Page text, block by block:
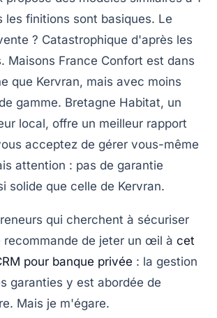
les finitions sont basiques. Le
? Catastrophique d'après les
Maisons France Confort est dans
que Kervran, mais avec moins
gamme. Bretagne Habitat, un
local, offre un meilleur rapport
acceptez de gérer vous-même
attention : pas de garantie
solide que celle de Kervran.
qui cherchent à sécuriser
recommande de jeter un œil à cet
pour banque privée : la gestion
garanties y est abordée de
Mais je m'égare.